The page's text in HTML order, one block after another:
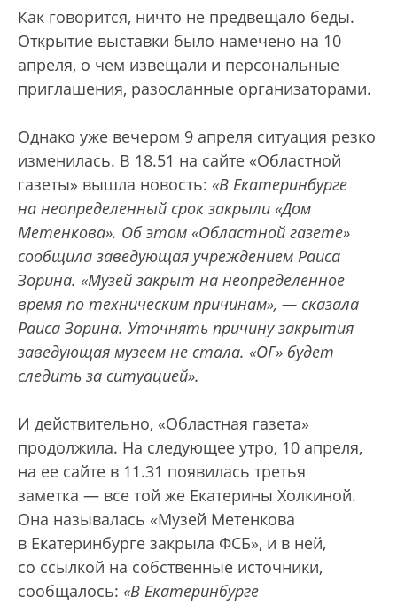
Как говорится, ничто не предвещало беды.
Открытие выставки было намечено на 10
апреля, о чем извещали и персональные
приглашения, разосланные организаторами.
Однако уже вечером 9 апреля ситуация резко
изменилась. В 18.51 на сайте «Областной
газеты» вышла новость: «В Екатеринбурге
на неопределенный срок закрыли «Дом
Метенкова». Об этом «Областной газете»
сообщила заведующая учреждением Раиса
Зорина. «Музей закрыт на неопределенное
время по техническим причинам», — сказала
Раиса Зорина. Уточнять причину закрытия
заведующая музеем не стала. «ОГ» будет
следить за ситуацией».
И действительно, «Областная газета»
продолжила. На следующее утро, 10 апреля,
на ее сайте в 11.31 появилась третья
заметка — все той же Екатерины Холкиной.
Она называлась «Музей Метенкова
в Екатеринбурге закрыла ФСБ», и в ней,
со ссылкой на собственные источники,
сообщалось: «В Екатеринбурге